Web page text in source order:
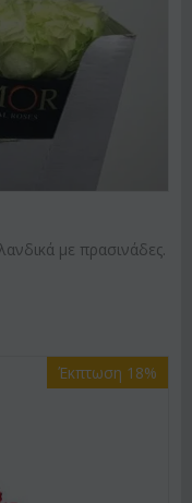
με πρασινάδες.
Έκπτωση 18%